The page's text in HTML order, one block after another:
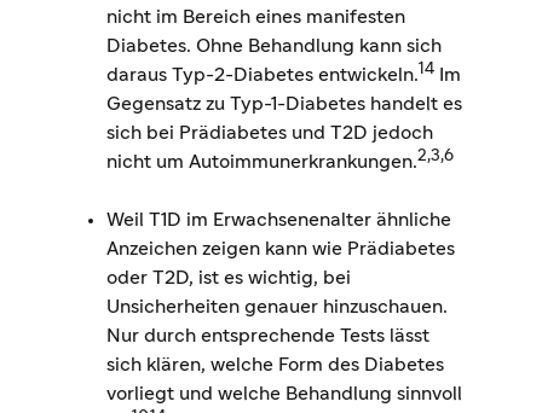
nicht im Bereich eines manifesten
Diabetes. Ohne Behandlung kann sich
daraus Typ-2-Diabetes entwickeln.14 Im
Gegensatz zu Typ-1-Diabetes handelt es
sich bei Prädiabetes und T2D jedoch
nicht um Autoimmunerkrankungen.2,3,6
Weil T1D im Erwachsenenalter ähnliche
Anzeichen zeigen kann wie Prädiabetes
oder T2D, ist es wichtig, bei
Unsicherheiten genauer hinzuschauen.
Nur durch entsprechende Tests lässt
sich klären, welche Form des Diabetes
vorliegt und welche Behandlung sinnvoll